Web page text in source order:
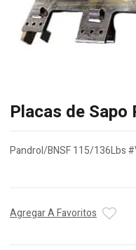
Placas de Sapo
Pandrol/BNSF 115/136Lbs
Agregar A Favoritos